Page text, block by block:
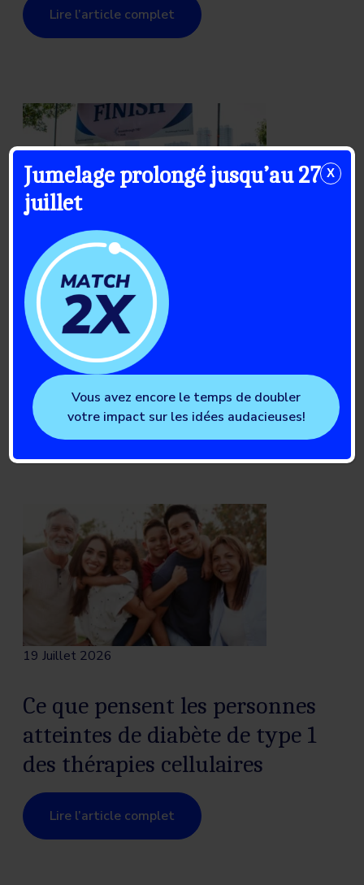
Lire l’article complet
21 Juillet 2026
La saison 2026 de la Marche
Percée DT1 : célébrer une
communauté en mouvement
Lire l’article complet
19 Juillet 2026
Ce que pensent les personnes
atteintes de diabète de type 1
des thérapies cellulaires
Lire l’article complet
Jumelage prolongé jusqu’au 27
juillet
Vous avez encore le temps de doubler
votre impact sur les idées audacieuses!
X